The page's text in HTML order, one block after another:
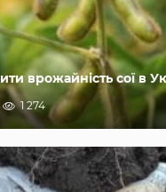
врожайність сої в
1 274